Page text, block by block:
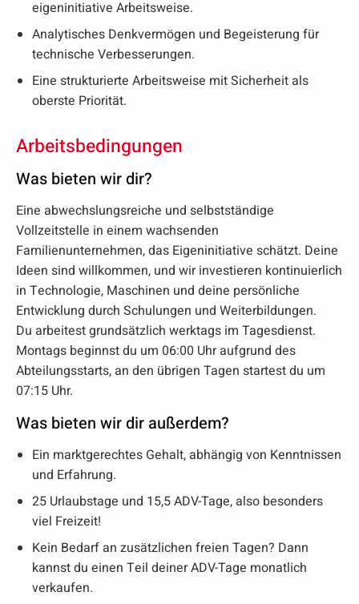
eigeninitiative Arbeitsweise.
Analytisches Denkvermögen und Begeisterung für
technische Verbesserungen.
Eine strukturierte Arbeitsweise mit Sicherheit als
oberste Priorität.
Arbeitsbedingungen
Was bieten wir dir?
Eine abwechslungsreiche und selbstständige
Vollzeitstelle in einem wachsenden
Familienunternehmen, das Eigeninitiative schätzt. Deine
Ideen sind willkommen, und wir investieren kontinuierlich
in Technologie, Maschinen und deine persönliche
Entwicklung durch Schulungen und Weiterbildungen.
Du arbeitest grundsätzlich werktags im Tagesdienst.
Montags beginnst du um 06:00 Uhr aufgrund des
Abteilungsstarts, an den übrigen Tagen startest du um
07:15 Uhr.
Was bieten wir dir außerdem?
Ein marktgerechtes Gehalt, abhängig von Kenntnissen
und Erfahrung.
25 Urlaubstage und 15,5 ADV-Tage, also besonders
viel Freizeit!
Kein Bedarf an zusätzlichen freien Tagen? Dann
kannst du einen Teil deiner ADV-Tage monatlich
verkaufen.